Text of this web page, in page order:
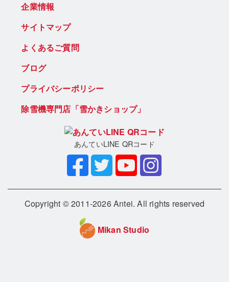
企業情報
サイトマップ
よくあるご質問
ブログ
プライバシーポリシー
除雪機専門店「雪かきショップ」
あんていLINE QRコード
Copyright © 2011-2026 Antei. All rights reserved
Mikan Studio